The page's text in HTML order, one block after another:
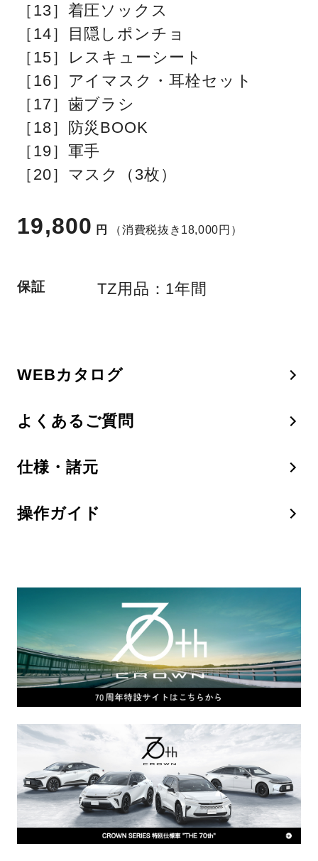
［13］着圧ソックス
［14］目隠しポンチョ
［15］レスキューシート
［16］アイマスク・耳栓セット
［17］歯ブラシ
［18］防災BOOK
［19］軍手
［20］マスク（3枚）
19,800 円 （消費税抜き18,000円）
保証 TZ用品：1年間
WEBカタログ
よくあるご質問
仕様・諸元
操作ガイド